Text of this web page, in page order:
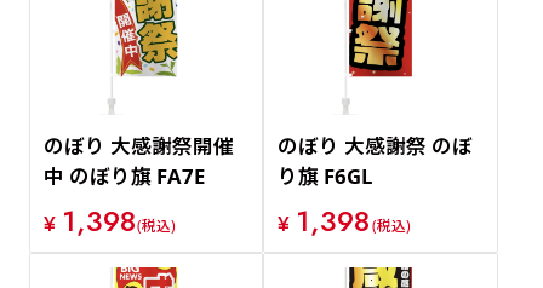
のぼり 大感謝祭開催
中 のぼり旗 FA7E
¥ 1,398(税込)
のぼり 大感謝祭 のぼ
り旗 F6GL
¥ 1,398(税込)